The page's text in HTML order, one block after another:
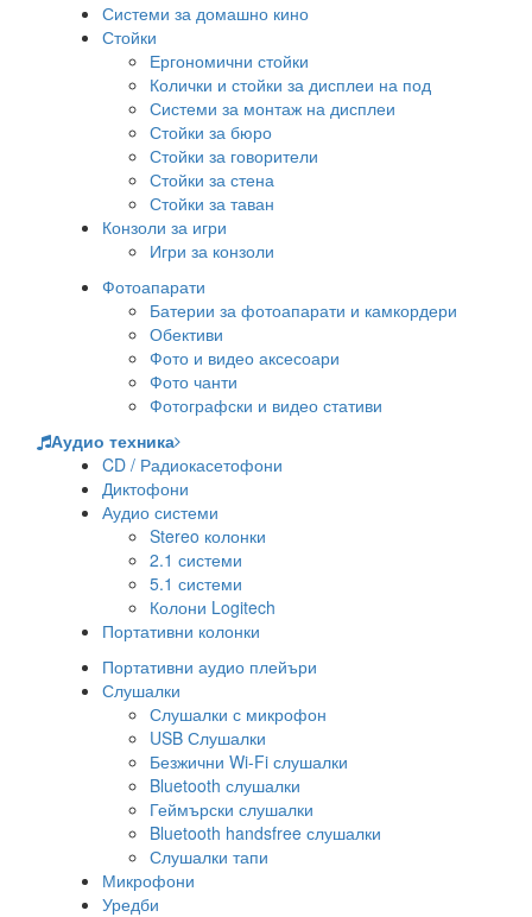
Системи за домашно кино
Стойки
Ергономични стойки
Колички и стойки за дисплеи на под
Системи за монтаж на дисплеи
Стойки за бюро
Стойки за говорители
Стойки за стена
Стойки за таван
Конзоли за игри
Игри за конзоли
Фотоапарати
Батерии за фотоапарати и камкордери
Обективи
Фото и видео аксесоари
Фото чанти
Фотографски и видео стативи
Аудио техника
CD / Радиокасетофони
Диктофони
Аудио системи
Stereo колонки
2.1 системи
5.1 системи
Колони Logitech
Портативни колонки
Портативни аудио плейъри
Слушалки
Слушалки с микрофон
USB Слушалки
Безжични Wi-Fi слушалки
Bluetooth слушалки
Геймърски слушалки
Bluetooth handsfree слушалки
Слушалки тапи
Микрофони
Уредби